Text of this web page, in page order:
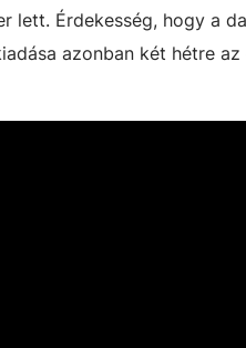
lett. Érdekesség, hogy a
azonban két hétre